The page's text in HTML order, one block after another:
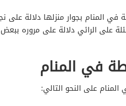
المنام بجوار منزلها دلالة على
على الرائي دلالة على مروره ببعض
في المنام
على النحو التالي: